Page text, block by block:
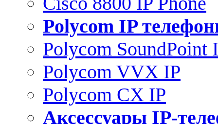
Polycom IP
Polycom SoundPoint
Polycom VVX IP
Polycom CX IP
Аксессуары IP-